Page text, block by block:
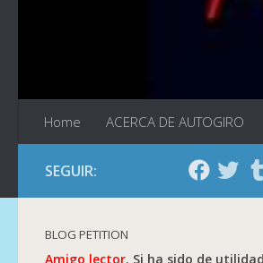
Home ACERCA DE AUTOGIRO
SEGUIR:
BLOG PETITION
Amigo lector. Si ha sido de